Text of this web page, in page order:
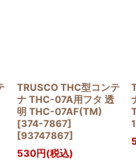
TRUSCO THC型コンテ
ナ THC-07A用フタ 透
明 THC-07AF(TM)
[374-7867]
[93747867]
530円(税込)